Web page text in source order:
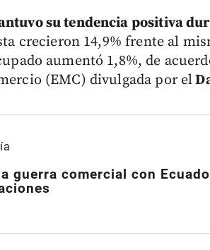
su tendencia positiva
crecieron 14,9% frente al
aumentó 1,8%, de
(EMC) divulgada por el
guerra comercial con